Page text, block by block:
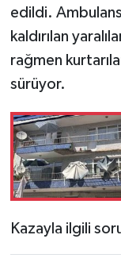
edildi.
kaldırılan
rağmen
sürüyor.
Kazayla ilgili